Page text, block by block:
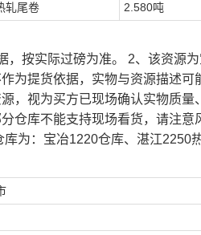
轧尾卷 2.580吨
，按实际过磅为准。 2、该资源
为提货依据，实物与资源描述
，视为买方已现场确认实物质
仓库不能支持现场看货，请注
库为：宝冶1220仓库、湛江2250